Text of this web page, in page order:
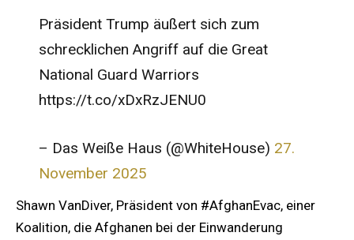
Präsident Trump äußert sich zum
schrecklichen Angriff auf die Great
National Guard Warriors
https://t.co/xDxRzJENU0
– Das Weiße Haus (@WhiteHouse) 27.
November 2025
Shawn VanDiver, Präsident von #AfghanEvac, einer
Koalition, die Afghanen bei der Einwanderung